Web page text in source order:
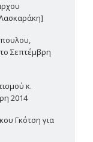
Σεπτέμβρη
κ.
2014
Γκότση για